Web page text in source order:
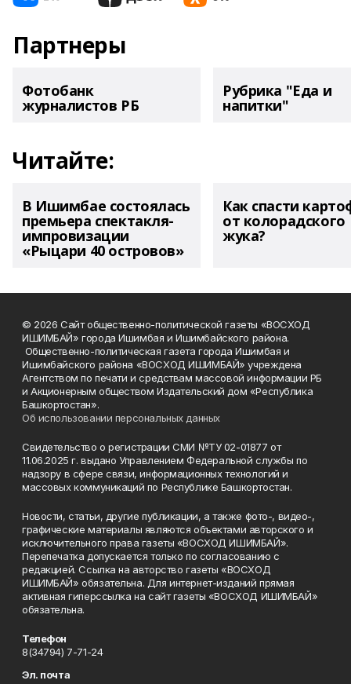
Партнеры
Фотобанк
журналистов РБ
Рубрика "Еда и
напитки"
Читайте:
В Ишимбае состоялась
премьера спектакля-
импровизации
«Рыцари 40 островов»
Как спасти
от колорадского
жука?
© 2026 Сайт общественно-политической газеты «ВОСХОД
ИШИМБАЙ» города Ишимбая и Ишимбайского района.
Общественно-политическая газета города Ишимбая и
Ишимбайского района «ВОСХОД ИШИМБАЙ» учреждена
Агентством по печати и средствам массовой информации РБ
и Акционерным обществом Издательский дом «Республика
Башкортостан».
Об использовании персональных данных
Свидетельство о регистрации СМИ №ТУ 02-01877 от
11.06.2025 г. выдано Управлением Федеральной службы по
надзору в сфере связи, информационных технологий и
массовых коммуникаций по Республике Башкортостан.
Новости, статьи, другие публикации, а также фото-, видео-,
графические материалы являются объектами авторского и
исключительного права газеты «ВОСХОД ИШИМБАЙ».
Перепечатка допускается только по согласованию с
редакцией. Ссылка на авторство газеты «ВОСХОД
ИШИМБАЙ» обязательна. Для интернет-изданий прямая
активная гиперссылка на сайт газеты «ВОСХОД ИШИМБАЙ»
обязательна.
Телефон
8(34794) 7-71-24
Эл. почта